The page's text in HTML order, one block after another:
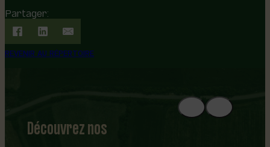
Partager:
REVENIR AU RÉPERTOIRE
Découvrez nos